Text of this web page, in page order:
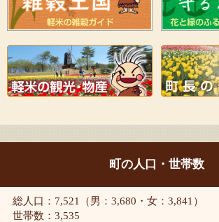
町の人口・世帯数
総人口：7,521（男：3,680・女：3,841）
世帯数：3,535